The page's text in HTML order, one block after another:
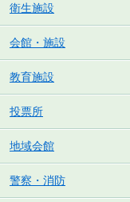
衛生施設
会館・施設
教育施設
投票所
地域会館
警察・消防